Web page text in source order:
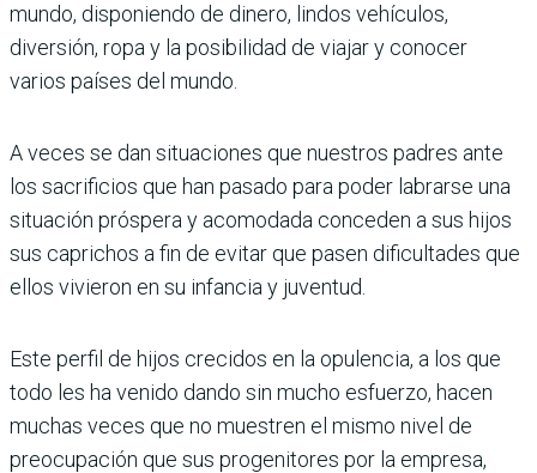
mundo, disponiendo de dinero, lindos vehículos,
diversión, ropa y la posibilidad de viajar y conocer
varios países del mundo.
A veces se dan situaciones que nuestros padres ante
los sacrificios que han pasado para poder labrarse una
situación próspera y acomodada conceden a sus hijos
sus caprichos a fin de evitar que pasen dificultades que
ellos vivieron en su infancia y juventud.
Este perfil de hijos crecidos en la opulencia, a los que
todo les ha venido dando sin mucho esfuerzo, hacen
muchas veces que no muestren el mismo nivel de
preocupación que sus progenitores por la empresa,